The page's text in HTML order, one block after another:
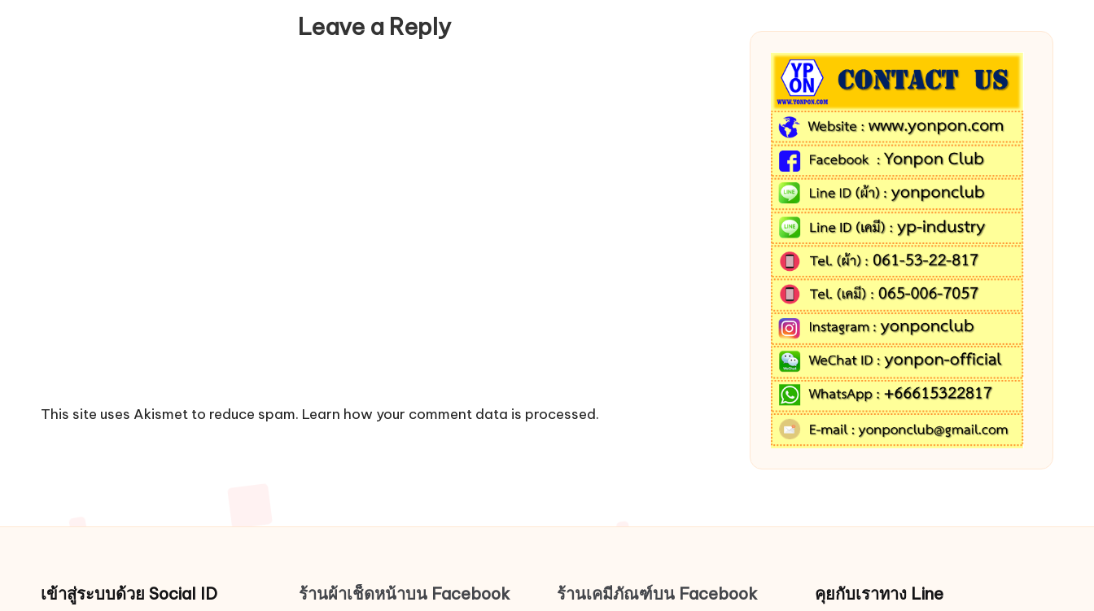
Leave a Reply
This site uses Akismet to reduce spam. Learn how your comment data is processed.
เข้าสู่ระบบด้วย Social ID ร้านผ้าเช็ดหน้าบน Facebook ร้านเคมีภัณฑ์บน Facebook คุยกับเราทาง Line